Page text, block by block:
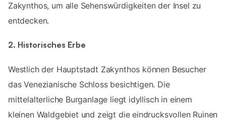
Zakynthos, um alle Sehenswürdigkeiten der Insel zu
entdecken.
2. Historisches Erbe
Westlich der Hauptstadt Zakynthos können Besucher
das Venezianische Schloss besichtigen. Die
mittelalterliche Burganlage liegt idyllisch in einem
kleinen Waldgebiet und zeigt die eindrucksvollen Ruinen